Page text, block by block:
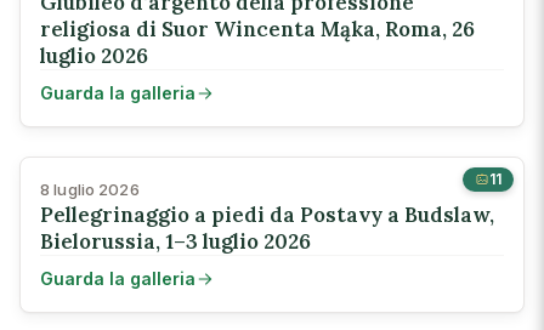
religiosa di Suor Wincenta Mąka, Roma, 26
luglio 2026
Guarda la galleria
11
8 luglio 2026
Pellegrinaggio a piedi da Postavy a Budslaw,
Bielorussia, 1–3 luglio 2026
Guarda la galleria